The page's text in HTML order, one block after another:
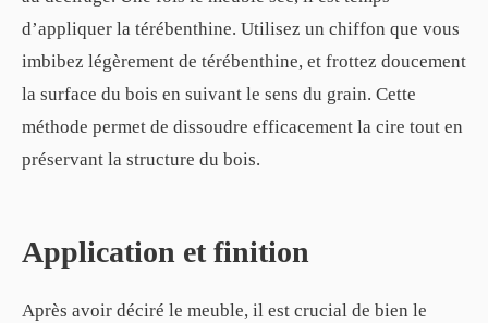
d’appliquer la térébenthine. Utilisez un chiffon que vous
imbibez légèrement de térébenthine, et frottez doucement
la surface du bois en suivant le sens du grain. Cette
méthode permet de dissoudre efficacement la cire tout en
préservant la structure du bois.
Application et finition
Après avoir déciré le meuble, il est crucial de bien le